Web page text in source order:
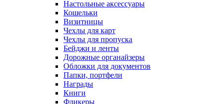
Настольные аксессуары
Кошельки
Визитницы
Чехлы для карт
Чехлы для пропуска
Бейджи и ленты
Дорожные органайзеры
Обложки для документов
Папки, портфели
Награды
Книги
Фликеры